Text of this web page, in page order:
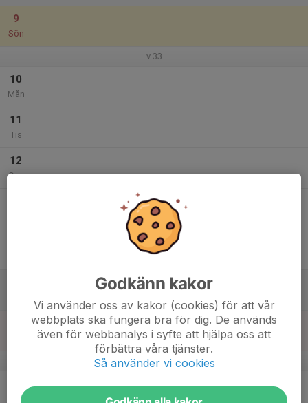
9
Sön
v.33
10
Mån
11
Tis
12
Ons
v.34
Mån
Godkänn kakor
Vi använder oss av kakor (cookies) för att vår
webbplats ska fungera bra för dig. De används
även för webbanalys i syfte att hjälpa oss att
förbättra våra tjänster.
Så använder vi cookies